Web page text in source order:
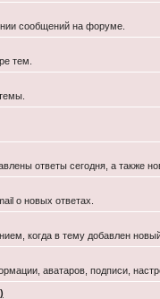
сообщений на форуме.
тем.
ответы сегодня, а также
о новых ответах.
когда в тему добавлен
аватаров, подписи,